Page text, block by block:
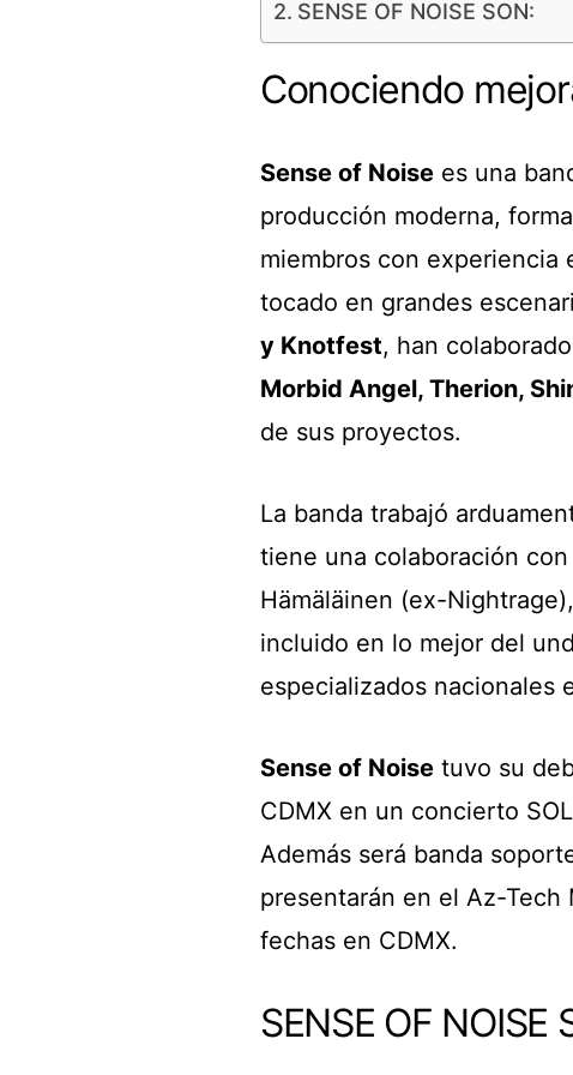
SENSE OF NOISE SON:
Conociendo
Sense of Noise es una
producción moderna,
miembros con experiencia
tocado en grandes
y Knotfest, han
Morbid Angel, Therion,
de sus proyectos.
La banda trabajó
tiene una colaboración
Hämäläinen (ex-
incluido en lo mejor del
especializados nacionales
Sense of Noise tuvo su
CDMX en un concierto
Además será banda
presentarán en el Az-Tech
fechas en CDMX.
SENSE OF NOISE